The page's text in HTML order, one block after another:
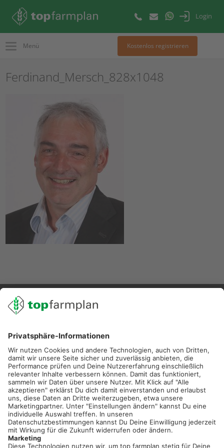
Login
Menü Kostenlos registrieren
Ferdinand_Mersch_828x1048
02501 801 44 84
service@topfarmplan.de
Sei immer auf dem Laufenden!
Neue Features, spannende Tipps und hilfreiche Anleitungen!